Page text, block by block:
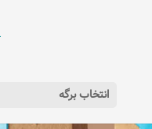
انتخاب برگه